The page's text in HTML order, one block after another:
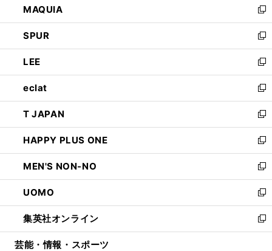
ド
ウ
で
開
く
ィ
ン
ド
ウ
で
開
く
い
ウ
ィ
ン
ド
ウ
で
開
く
MAQUIA
新
し
い
ウ
ィ
ン
ド
ウ
で
開
く
SPUR
新
し
い
ウ
ィ
ン
ド
ウ
で
開
く
LEE
新
し
い
ウ
ィ
ン
ド
ウ
で
開
く
eclat
新
し
い
ウ
ィ
ン
ド
ウ
で
開
く
T JAPAN
新
し
い
ウ
ィ
ン
ド
ウ
で
開
HAPPY PLUS ONE
新
し
い
ウ
ィ
ン
ド
ウ
MEN'S NON-NO
新
し
い
ウ
ィ
ン
UOMO
新
し
い
ウ
集英社オンライン
新
し
芸能・情報・スポーツ